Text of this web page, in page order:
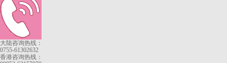
大陆咨询热线：
0755-61302632
香港咨询热线：